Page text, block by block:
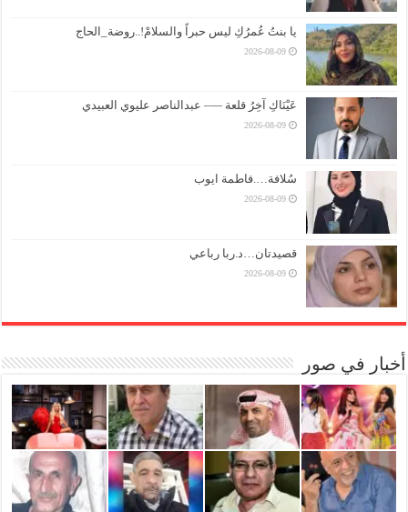
يا بنتُ عُمرُكِ ليس حبراً والسلامْ!..روضة_الحاج
2026-08-09
عَيْنَاكِ آخِرُ قلعة —– عبدالناصر عليوي العبيدي
2026-08-09
سُلافة….فاطمة ايوب
2026-08-09
قصيدتان…د.ربا رباعي
2026-08-09
أخبار في صور